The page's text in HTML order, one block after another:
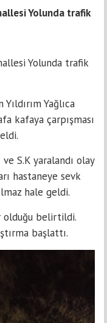
Yolunda trafik
Yolunda trafik
Yağlıca
kafaya çarpışması
S.K yaralandı olay
hastaneye sevk
hale geldi.
olduğu belirtildi.
başlattı.